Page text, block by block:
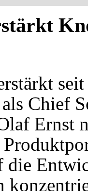
Chief
Ernst
die